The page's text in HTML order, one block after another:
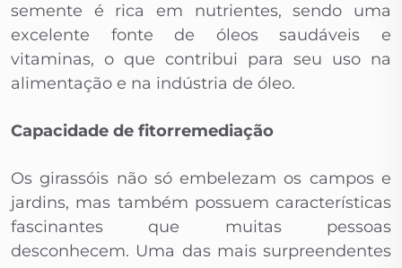
semente é rica em nutrientes, sendo uma
excelente fonte de óleos saudáveis e
vitaminas, o que contribui para seu uso na
alimentação e na indústria de óleo.
Capacidade de fitorremediação
Os girassóis não só embelezam os campos e
jardins, mas também possuem características
fascinantes que muitas pessoas
desconhecem. Uma das mais surpreendentes